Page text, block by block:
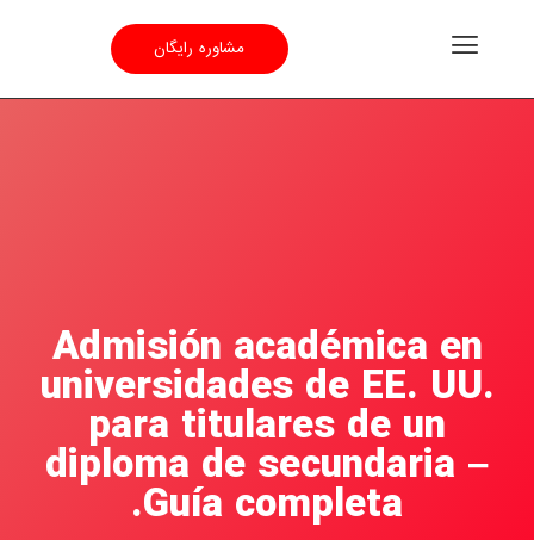
مشاوره رایگان
Admisión académica en
universidades de EE. UU.
para titulares de un
diploma de secundaria –
Guía completa.